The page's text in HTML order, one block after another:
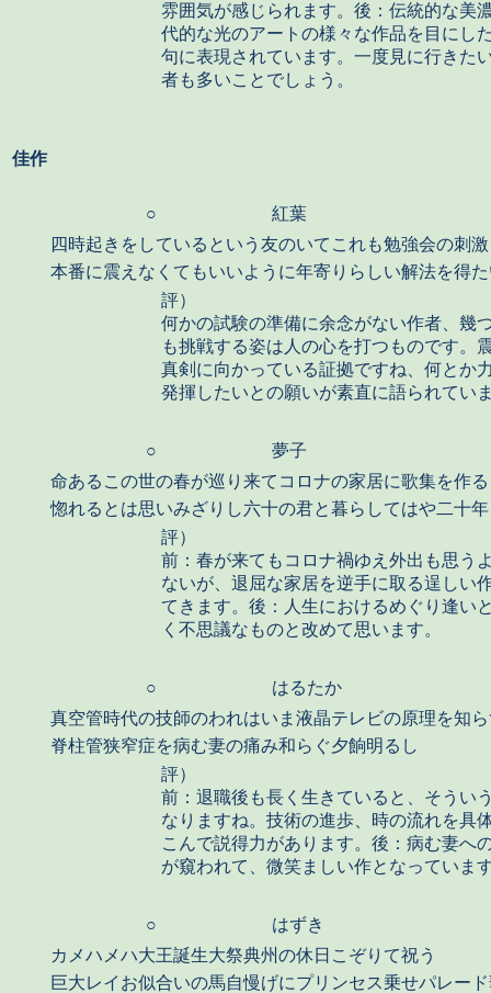
雰囲気が感じられます。後：伝統的な美
代的な光のアートの様々な作品を目にし
句に表現されています。一度見に行きた
者も多いことでしょう。
佳作
○
紅葉
四時起きをしているという友のいてこれも勉強会の
本番に震えなくてもいいように年寄りらしい解法を得
評）
何かの試験の準備に余念がない作者、幾
も挑戦する姿は人の心を打つものです。
真剣に向かっている証拠ですね、何とか
発揮したいとの願いが素直に語られてい
○
夢子
命あるこの世の春が巡り来てコロナの家居に歌集を作る
惚れるとは思いみざりし六十の君と暮らしてはや二十年
評）
前：春が来てもコロナ禍ゆえ外出も思う
ないが、退屈な家居を逆手に取る逞しい
てきます。後：人生におけるめぐり逢い
く不思議なものと改めて思います。
○
はるたか
真空管時代の技師のわれはいま液晶テレビの原理を知
脊柱管狭窄症を病む妻の痛み和らぐ夕餉明るし
評）
前：退職後も長く生きていると、そうい
なりますね。技術の進歩、時の流れを具
こんで説得力があります。後：病む妻へ
が窺われて、微笑ましい作となっていま
○
はずき
カメハメハ大王誕生大祭典州の休日こぞりて祝う
巨大レイお似合いの馬自慢げにプリンセス乗せパレー